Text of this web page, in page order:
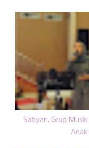
Sabyan, Grup
Anak